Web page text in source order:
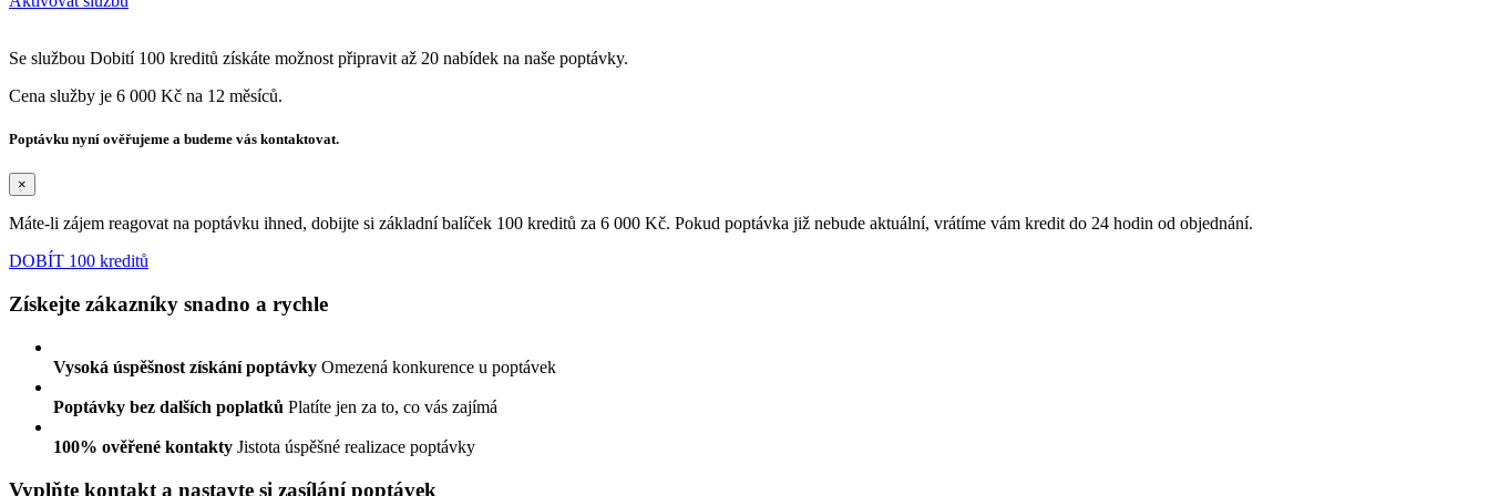
Se službou Dobití 100 kreditů získáte možnost připravit až 20 nabídek na naše poptávky.
Cena služby je 6 000 Kč na 12 měsíců.
Poptávku nyní ověřujeme a budeme vás kontaktovat.
×
Máte-li zájem reagovat na poptávku ihned, dobijte si základní balíček 100 kreditů za 6 000 Kč. Pokud poptávka již nebude aktuální, vrátíme vám kredit do 24 hodin od objednání.
DOBÍT 100 kreditů
Získejte zákazníky snadno a rychle
Vysoká úspěšnost získání poptávky Omezená konkurence u poptávek
Poptávky bez dalších poplatků Platíte jen za to, co vás zajímá
100% ověřené kontakty Jistota úspěšné realizace poptávky
Vyplňte kontakt a nastavte si zasílání poptávek